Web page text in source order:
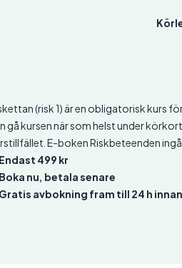
(risk 1) är en obligatorisk kurs
gå kursen när som helst under
E-boken Riskbeteenden
499 kr
nu, betala senare
avbokning fram till 24 h innan